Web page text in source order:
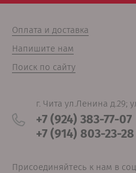
Оплата и доставка
Напишите нам
Поиск по сайту
г. Чита ул.Ленина д.29;
+7 (924) 383-77-07
+7 (914) 803-23-28
Присоединяйтесь к нам в